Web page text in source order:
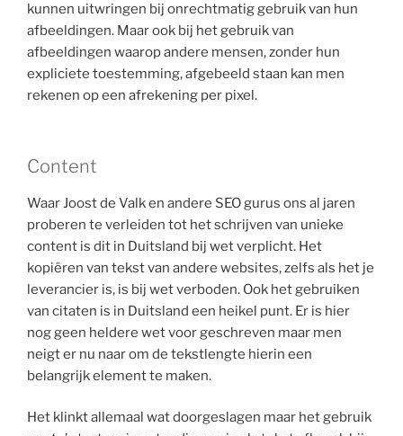
kunnen uitwringen bij onrechtmatig gebruik van hun
afbeeldingen. Maar ook bij het gebruik van
afbeeldingen waarop andere mensen, zonder hun
expliciete toestemming, afgebeeld staan kan men
rekenen op een afrekening per pixel.
Content
Waar Joost de Valk en andere SEO gurus ons al jaren
proberen te verleiden tot het schrijven van unieke
content is dit in Duitsland bij wet verplicht. Het
kopiëren van tekst van andere websites, zelfs als het je
leverancier is, is bij wet verboden. Ook het gebruiken
van citaten is in Duitsland een heikel punt. Er is hier
nog geen heldere wet voor geschreven maar men
neigt er nu naar om de tekstlengte hierin een
belangrijk element te maken.
Het klinkt allemaal wat doorgeslagen maar het gebruik